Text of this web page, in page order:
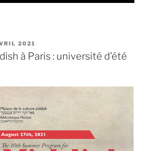
2021
à Paris : université d’été